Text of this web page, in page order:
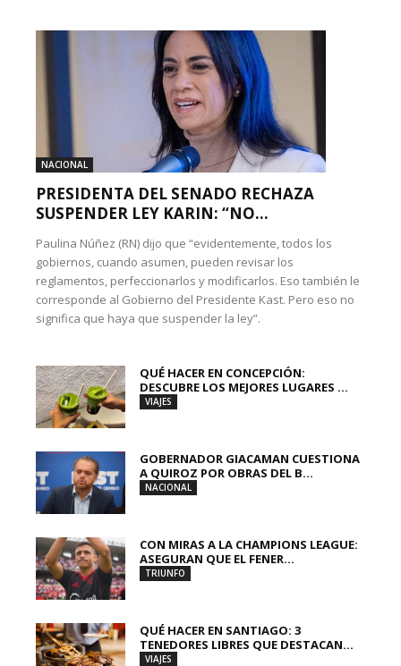
NACIONAL
PRESIDENTA DEL SENADO RECHAZA
SUSPENDER LEY KARIN: “NO...
Paulina Núñez (RN) dijo que “evidentemente, todos los
gobiernos, cuando asumen, pueden revisar los
reglamentos, perfeccionarlos y modificarlos. Eso también le
corresponde al Gobierno del Presidente Kast. Pero eso no
significa que haya que suspender la ley”.
QUÉ HACER EN CONCEPCIÓN:
DESCUBRE LOS MEJORES LUGARES ...
VIAJES
GOBERNADOR GIACAMAN CUESTIONA
A QUIROZ POR OBRAS DEL B...
NACIONAL
CON MIRAS A LA CHAMPIONS LEAGUE:
ASEGURAN QUE EL FENER...
TRIUNFO
QUÉ HACER EN SANTIAGO: 3
TENEDORES LIBRES QUE DESTACAN...
VIAJES